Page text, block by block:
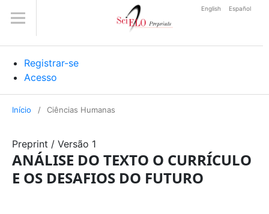
Registrar-se
Acesso
English Español
Início / Ciências Humanas
Preprint / Versão 1
ANÁLISE DO TEXTO O CURRÍCULO
E OS DESAFIOS DO FUTURO